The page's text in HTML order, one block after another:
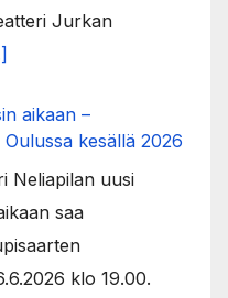
Jurkan
aikaan –
kesällä 2026
Neliapilan uusi
saa
klo 19.00.